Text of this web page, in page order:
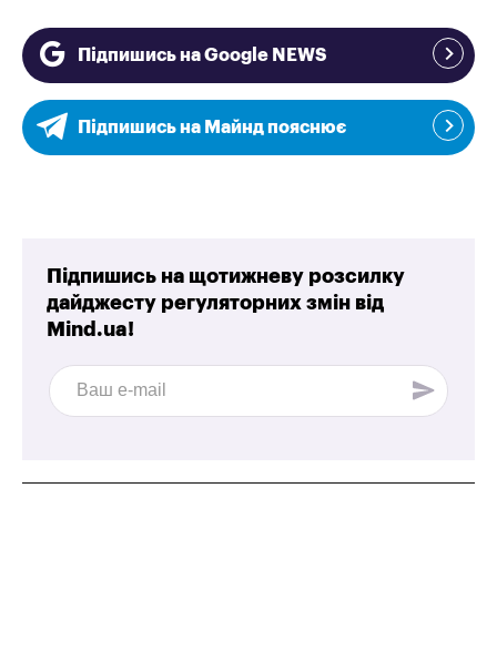
Підпишись на Google NEWS
Підпишись на Майнд пояснює
Підпишись на щотижневу розсилку
дайджесту регуляторних змін від
Mind.ua!